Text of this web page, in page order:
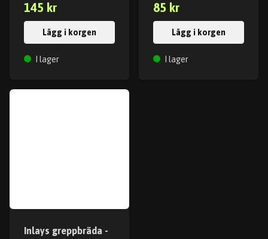
145 kr
Lägg i korgen
I lager
85 kr
Lägg i korgen
I lager
Inlays greppbräda -